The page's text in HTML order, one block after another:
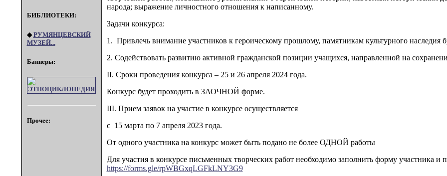
БИБЛИОТЕКИ:
◆РУМЯНЦЕВСКИЙ
МУЗЕЙ...
Баннеры:
Прочее:
народа; выражение личностного отношения к написанному.
Задачи конкурса:
1. Привлечь внимание участников к героическому прошлому, памятникам культурного наследия
2. Содействовать развитию активной гражданской позиции учащихся, направленной на
II. Сроки проведения конкурса – 25 и 26 апреля 2024 года.
Конкурс будет проходить в ЗАОЧНОЙ форме.
III. Прием заявок на участие в конкурсе осуществляется
с 15 марта по 7 апреля 2023 года.
От одного участника на конкурс может быть подано не более ОДНОЙ работы
Для участия в конкурсе письменных творческих работ необходимо заполнить форму участника и
https://forms.gle/rpWBGxqLGFkLNY3G9